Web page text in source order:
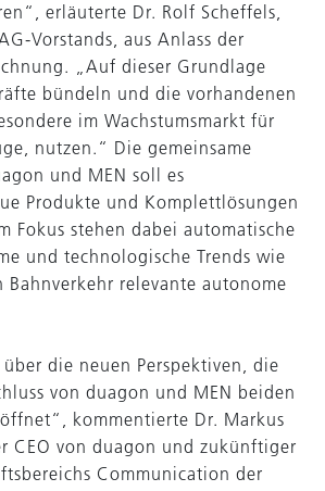
erläuterte Dr. Rolf Scheffels,
Vorstands, aus Anlass der
„Auf dieser Grundlage
bündeln und die vorhandenen
im Wachstumsmarkt für
nutzen.“ Die gemeinsame
und MEN soll es
Produkte und Komplettlösungen
Fokus stehen dabei automatische
und technologische Trends wie
Bahnverkehr relevante autonome
die neuen Perspektiven, die
von duagon und MEN beiden
kommentierte Dr. Markus
CEO von duagon und zukünftiger
Communication der